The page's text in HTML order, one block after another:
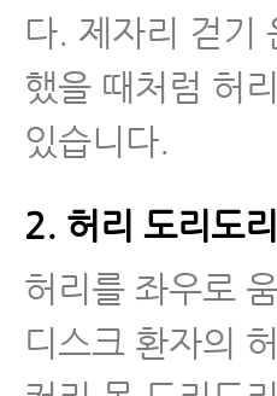
- 추간판탈출
- 추간판탈출
- 추간판탈출
- 추간판탈출
다. 제자리 걷기
했을 때처럼 허
있습니다.
2. 허리 도리도
허리를 좌우로
디스크 환자의